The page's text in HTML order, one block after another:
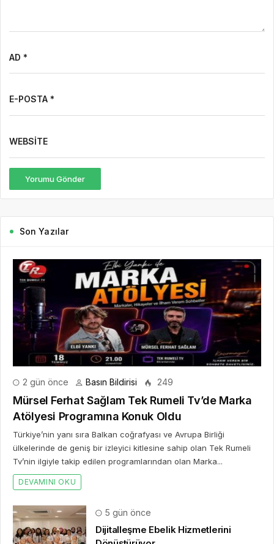
AD *
E-POSTA *
WEBSITE
Yorumu Gönder
Son Yazılar
2 gün önce Basın Bildirisi 249
Mürsel Ferhat Sağlam Tek Rumeli Tv’de Marka
Atölyesi Programına Konuk Oldu
Türkiye’nin yanı sıra Balkan coğrafyası ve Avrupa Birliği
ülkelerinde de geniş bir izleyici kitlesine sahip olan Tek Rumeli
Tv’nin ilgiyle takip edilen programlarından olan Marka...
DEVAMINI OKU
5 gün önce
Dijitalleşme Ebelik Hizmetlerini